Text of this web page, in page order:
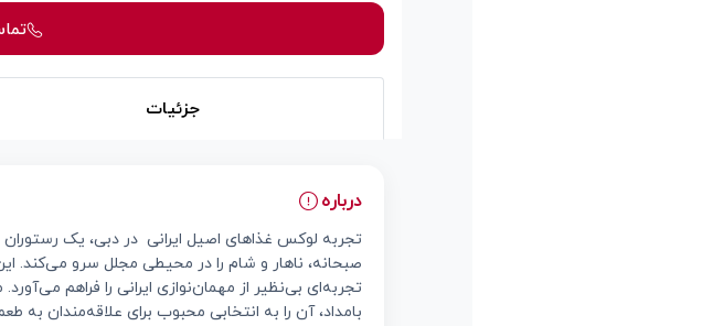
جزئیات
درباره
تجربه لوکس غذاهای اصیل ایرانی در دبی، یک رستوران
صبحانه، ناهار و شام را در محیطی مجلل سرو
بامداد، آن را به انتخابی محبوب برای علاقه‌مندان به